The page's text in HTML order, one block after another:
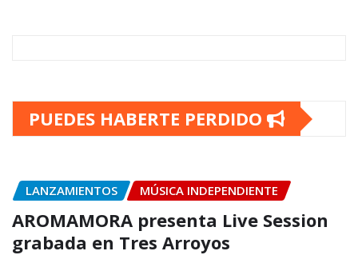
PUEDES HABERTE PERDIDO
LANZAMIENTOS MÚSICA INDEPENDIENTE
AROMAMORA presenta Live Session
grabada en Tres Arroyos